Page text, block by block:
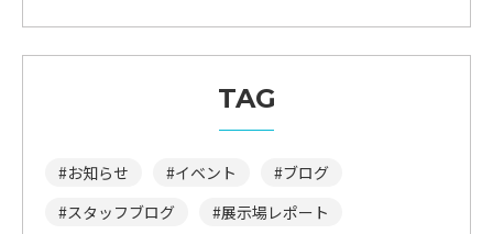
TAG
お知らせ イベント
ブログ
スタッフブログ
展示場レポート